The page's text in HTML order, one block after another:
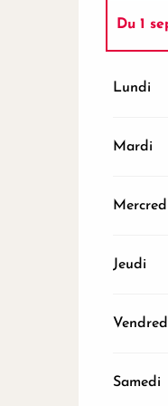
24
Du 1
Lundi
Mardi
Jeudi
Samedi